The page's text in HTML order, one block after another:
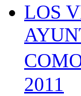
LOS
2011